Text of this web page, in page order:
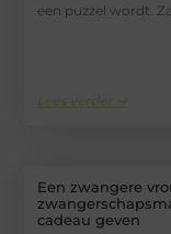
een puzzel wordt.
Lees verder ➜
Een zwangere
cadeau geven